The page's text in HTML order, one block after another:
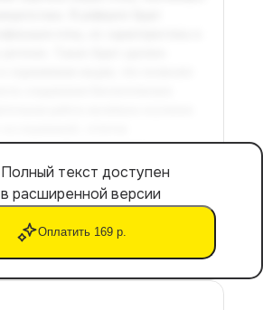
Полный текст доступен
в расширенной версии
Оплатить 169 р.